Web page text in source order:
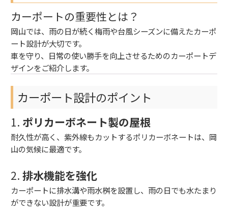
カーポートの重要性とは？
岡山では、雨の日が続く梅雨や台風シーズンに備えたカーポ
ート設計が大切です。
車を守り、日常の使い勝手を向上させるためのカーポートデ
ザインをご紹介します。
カーポート設計のポイント
1. ポリカーボネート製の屋根
耐久性が高く、紫外線もカットするポリカーボネートは、岡
山の気候に最適です。
2. 排水機能を強化
カーポートに排水溝や雨水桝を設置し、雨の日でも水たまり
ができない設計が重要です。